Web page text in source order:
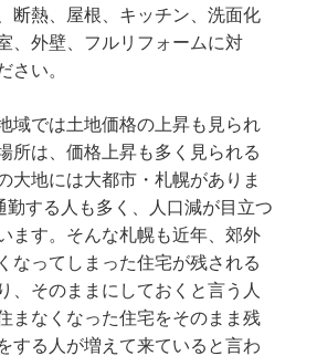
断熱、屋根、キッチン、洗面化
、外壁、フルリフォームに対
さい。
域では土地価格の上昇も見られ
所は、価格上昇も多く見られる
大地には大都市・札幌がありま
する人も多く、人口減が目立つ
ます。そんな札幌も近年、郊外
なってしまった住宅が残される
、そのままにしておくと言う人
まなくなった住宅をそのまま残
する人が増えて来ていると言わ